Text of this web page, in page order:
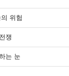
위험
쟁
는 눈